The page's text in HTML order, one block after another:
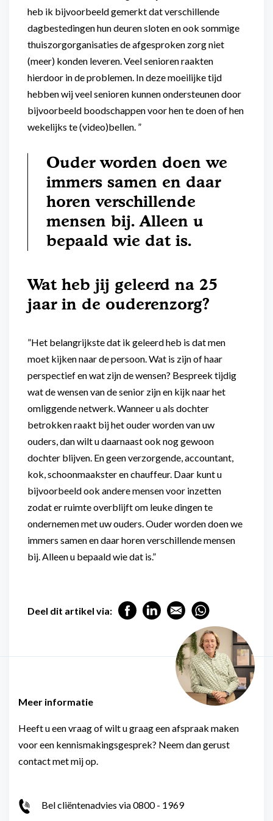
heb ik bijvoorbeeld gemerkt dat verschillende
dagbestedingen hun deuren sloten en ook sommige
thuiszorgorganisaties de afgesproken zorg niet
(meer) konden leveren. Veel senioren raakten
hierdoor in de problemen. In deze moeilijke tijd
hebben wij veel senioren kunnen ondersteunen door
bijvoorbeeld boodschappen voor hen te doen of hen
wekelijks te (video)bellen. ”
Ouder worden doen we
immers samen en daar
horen verschillende
mensen bij. Alleen u
bepaald wie dat is.
Wat heb jij geleerd na 25
jaar in de ouderenzorg?
”Het belangrijkste dat ik geleerd heb is dat men
moet kijken naar de persoon. Wat is zijn of haar
perspectief en wat zijn de wensen? Bespreek tijdig
wat de wensen van de senior zijn en kijk naar het
omliggende netwerk. Wanneer u als dochter
betrokken raakt bij het ouder worden van uw
ouders, dan wilt u daarnaast ook nog gewoon
dochter blijven. En geen verzorgende, accountant,
kok, schoonmaakster en chauffeur. Daar kunt u
bijvoorbeeld ook andere mensen voor inzetten
zodat er ruimte overblijft om leuke dingen te
ondernemen met uw ouders. Ouder worden doen we
immers samen en daar horen verschillende mensen
bij. Alleen u bepaald wie dat is.”
Deel dit artikel via:
Meer informatie
Heeft u een vraag of wilt u graag een afspraak maken
voor een kennismakingsgesprek? Neem dan gerust
contact met mij op.
Bel cliëntenadvies via 0800 - 1969